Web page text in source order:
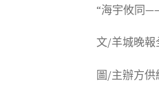
“海宇攸同
文/羊城晚報
圖/主辦方供